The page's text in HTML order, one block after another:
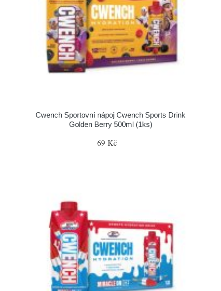
Cwench Sportovní nápoj Cwench Sports Drink
Golden Berry 500ml (1ks)
69 Kč